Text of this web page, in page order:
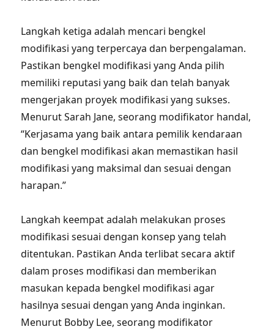
Langkah ketiga adalah mencari bengkel
modifikasi yang terpercaya dan berpengalaman.
Pastikan bengkel modifikasi yang Anda pilih
memiliki reputasi yang baik dan telah banyak
mengerjakan proyek modifikasi yang sukses.
Menurut Sarah Jane, seorang modifikator handal,
“Kerjasama yang baik antara pemilik kendaraan
dan bengkel modifikasi akan memastikan hasil
modifikasi yang maksimal dan sesuai dengan
harapan.”
Langkah keempat adalah melakukan proses
modifikasi sesuai dengan konsep yang telah
ditentukan. Pastikan Anda terlibat secara aktif
dalam proses modifikasi dan memberikan
masukan kepada bengkel modifikasi agar
hasilnya sesuai dengan yang Anda inginkan.
Menurut Bobby Lee, seorang modifikator